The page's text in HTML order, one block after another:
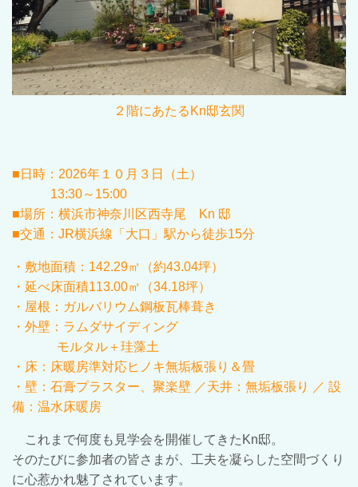
２階にあたるKn邸玄関
■日時： 2026年１０ 月 ３ 日（土）
13:30～15:00
■場所：横浜市神奈川区西寺尾 Kn 邸
■交通：JR横浜線「大口」駅から徒歩15分
・ 敷地面積： 142.29㎡（約43.04坪）
・延べ床面積113.00㎡（34.18坪）
・屋根：ガルバリウム鋼板瓦棒葺き
・外壁：ラムダサイディング
モルタル＋珪藻土
・床：床暖房準対応ヒノキ無垢板張り＆畳
・壁：石膏プラスター、聚楽壁 ／天井：無垢板張り ／ 設
備：温水床暖房
これまで何度も見学会を開催してきた Kn邸。
そのたびに参加者の皆さまが、工夫を凝らした空間づくり
に心惹かれ魅了されています。